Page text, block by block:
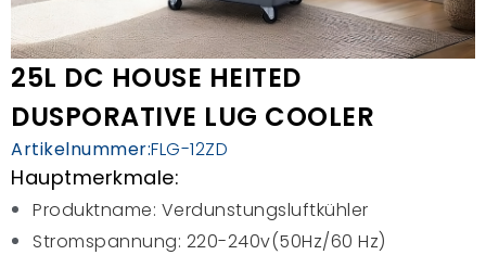
25L DC HOUSE HEITED
DUSPORATIVE LUG COOLER
Artikelnummer:FLG-12ZD
Hauptmerkmale:
Produktname: Verdunstungsluftkühler
Stromspannung: 220-240v(50Hz/60 Hz)